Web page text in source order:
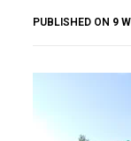
PUBLISHED ON 9